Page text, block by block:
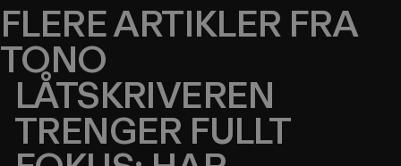
FLERE ARTIKLER FRA
TONO
LÅTSKRIVEREN
TRENGER FULLT